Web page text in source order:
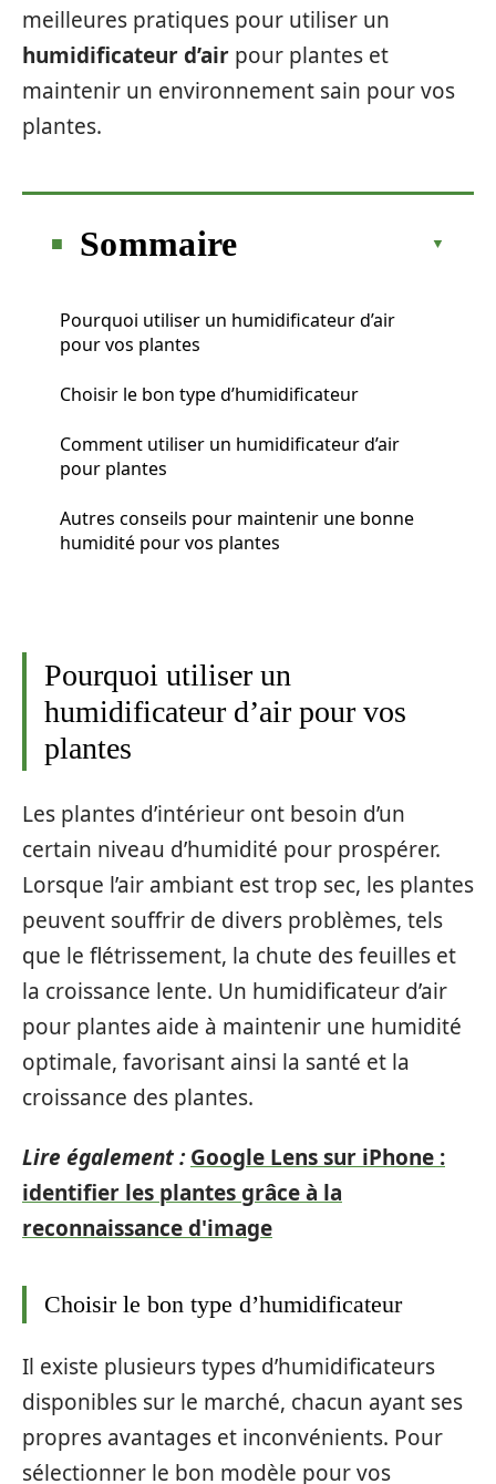
meilleures pratiques pour utiliser un
humidificateur d’air pour plantes et
maintenir un environnement sain pour vos
plantes.
Sommaire
Pourquoi utiliser un humidificateur d’air
pour vos plantes
Choisir le bon type d’humidificateur
Comment utiliser un humidificateur d’air
pour plantes
Autres conseils pour maintenir une bonne
humidité pour vos plantes
Pourquoi utiliser un
humidificateur d’air pour vos
plantes
Les plantes d’intérieur ont besoin d’un
certain niveau d’humidité pour prospérer.
Lorsque l’air ambiant est trop sec, les plantes
peuvent souffrir de divers problèmes, tels
que le flétrissement, la chute des feuilles et
la croissance lente. Un humidificateur d’air
pour plantes aide à maintenir une humidité
optimale, favorisant ainsi la santé et la
croissance des plantes.
Lire également : Google Lens sur iPhone :
identifier les plantes grâce à la
reconnaissance d'image
Choisir le bon type d’humidificateur
Il existe plusieurs types d’humidificateurs
disponibles sur le marché, chacun ayant ses
propres avantages et inconvénients. Pour
sélectionner le bon modèle pour vos